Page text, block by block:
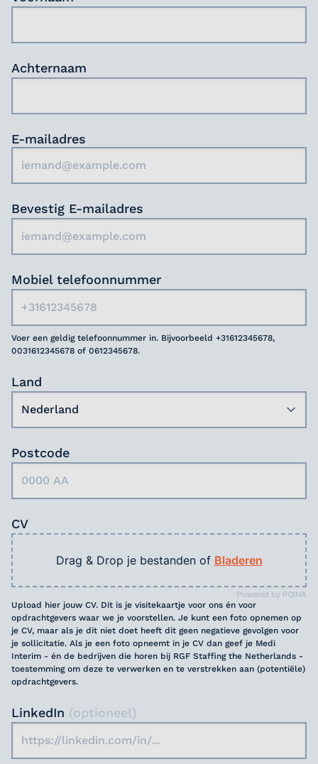
Ben jij klaar om bij te dragen aan een warme
bewoners?
Achternaam
E-mailadres
Bevestig E-mailadres
Mobiel telefoonnummer
Voer een geldig telefoonnummer in. Bijvoorbeeld +31612345678,
0031612345678 of 0612345678.
Land
Postcode
CV
Powered by PQINA
Drag & Drop je bestanden of Bladeren
Upload hier jouw CV. Dit is je visitekaartje voor ons én voor
opdrachtgevers waar we je voorstellen. Je kunt een foto opnemen op
je CV, maar als je dit niet doet heeft dit geen negatieve gevolgen voor
je sollicitatie. Als je een foto opneemt in je CV dan geef je Medi
Interim - én de bedrijven die horen bij RGF Staffing the Netherlands -
toestemming om deze te verwerken en te verstrekken aan (potentiële)
opdrachtgevers.
LinkedIn (optioneel)